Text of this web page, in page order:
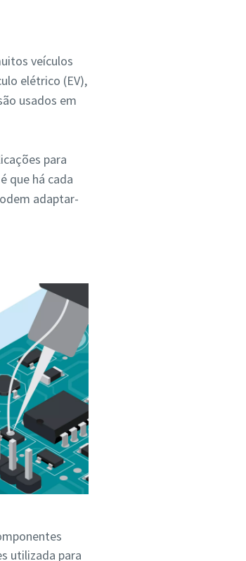
veículos
elétrico (EV),
usados em
para
que há cada
adaptar-
utilizada para